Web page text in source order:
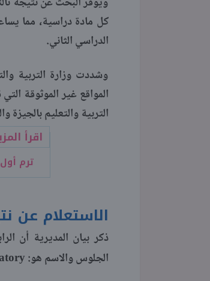
كل مادة دراسية، مما
الدراسي الثاني.
وشددت وزارة التربية
المواقع غير الموثوقة
التربية والتعليم بالجيزة
اقرأ
ترم أول 2026 محافظة الجيزة
الاستعلام عن
ذكر بيان المديرية أن
الجلوس والاسم هو: